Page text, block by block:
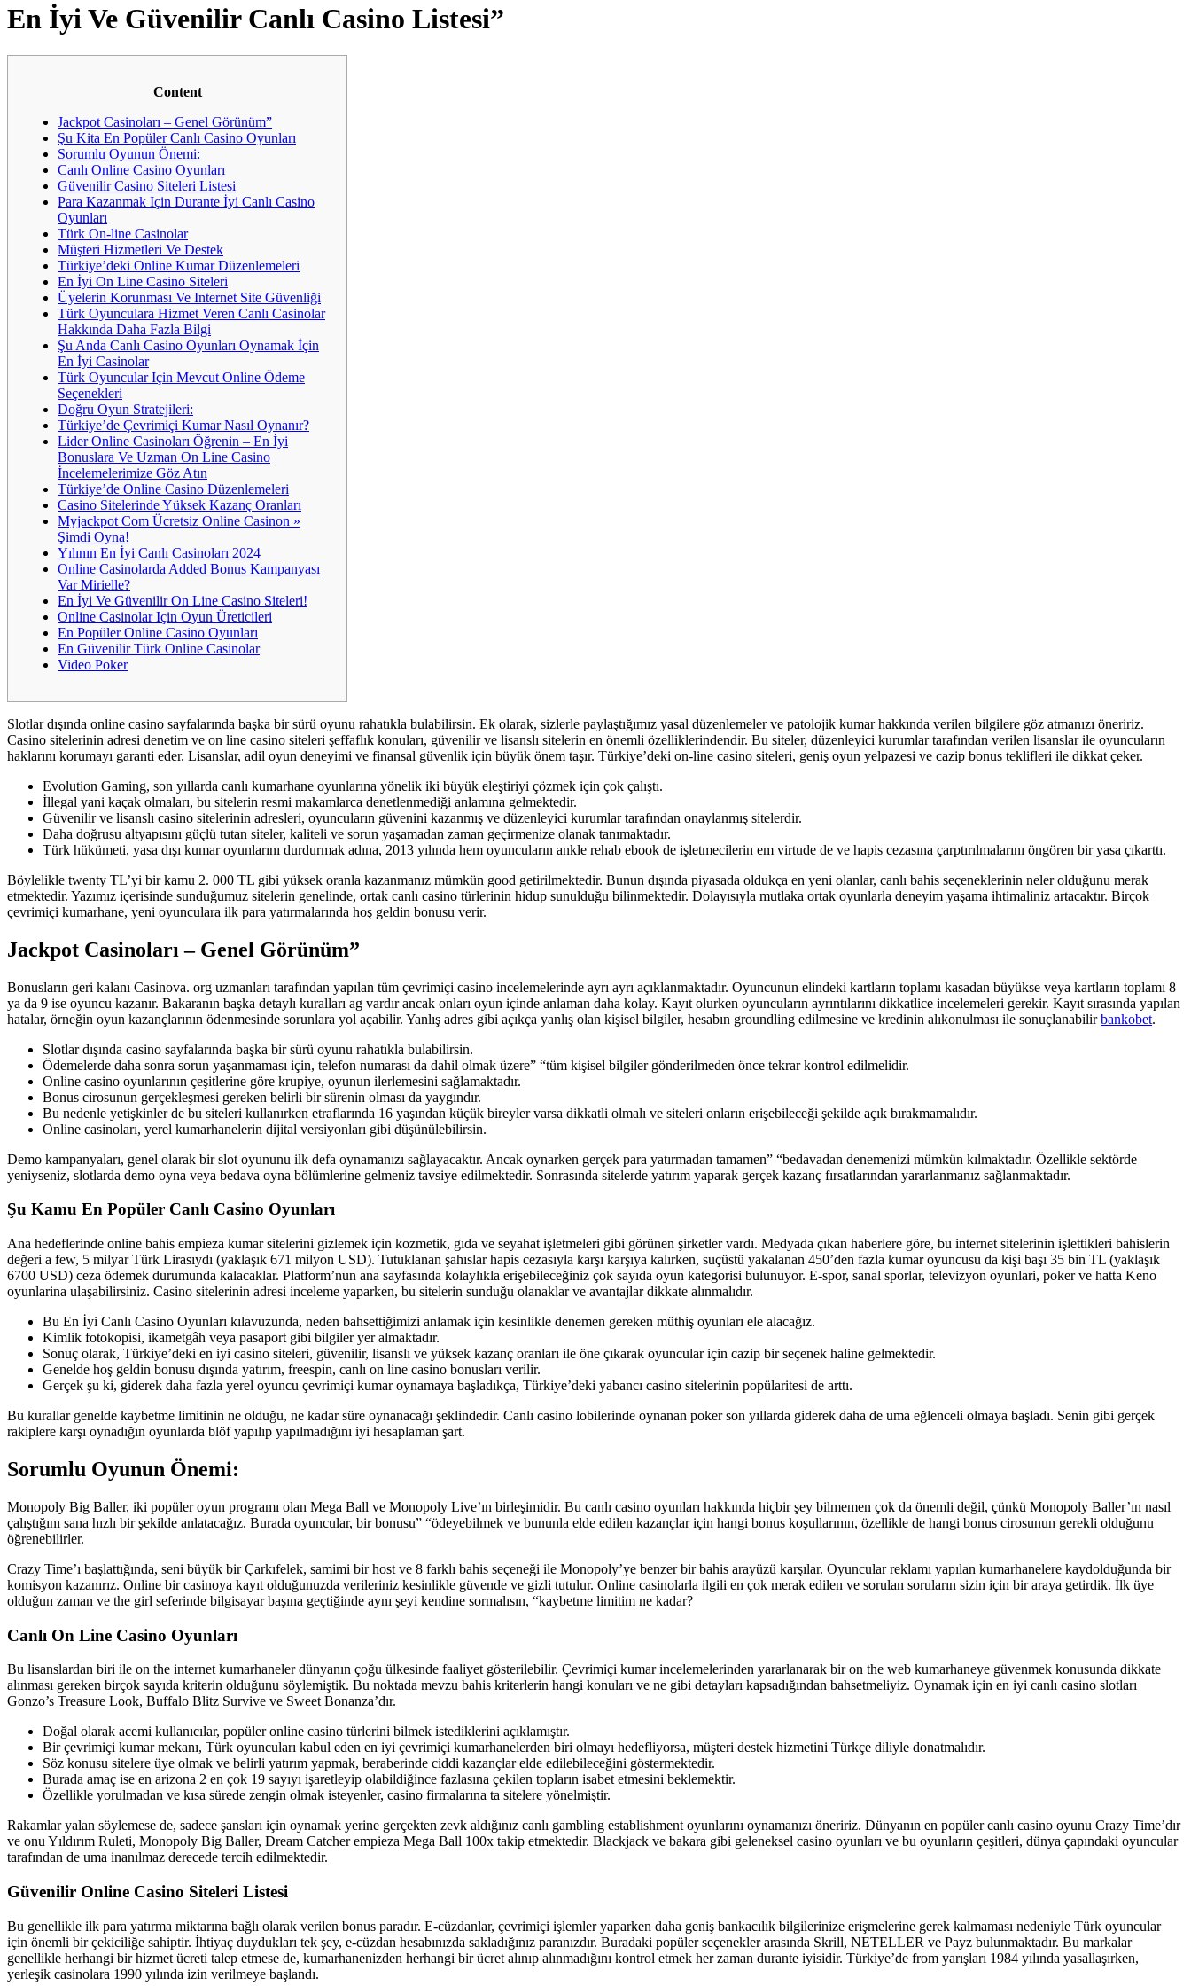
En İyi Ve Güvenilir Canlı Casino Listesi”
Content
Jackpot Casinoları – Genel Görünüm”
Şu Kita En Popüler Canlı Casino Oyunları
Sorumlu Oyunun Önemi:
Canlı Online Casino Oyunları
Güvenilir Casino Siteleri Listesi
Para Kazanmak Için Durante İyi Canlı Casino
Oyunları
Türk On-line Casinolar
Müşteri Hizmetleri Ve Destek
Türkiye’deki Online Kumar Düzenlemeleri
En İyi On Line Casino Siteleri
Üyelerin Korunması Ve Internet Site Güvenliği
Türk Oyunculara Hizmet Veren Canlı Casinolar
Hakkında Daha Fazla Bilgi
Şu Anda Canlı Casino Oyunları Oynamak İçin
En İyi Casinolar
Türk Oyuncular Için Mevcut Online Ödeme
Seçenekleri
Doğru Oyun Stratejileri:
Türkiye’de Çevrimiçi Kumar Nasıl Oynanır?
Lider Online Casinoları Öğrenin – En İyi
Bonuslara Ve Uzman On Line Casino
İncelemelerimize Göz Atın
Türkiye’de Online Casino Düzenlemeleri
Casino Sitelerinde Yüksek Kazanç Oranları
Myjackpot Com Ücretsiz Online Casinon »
Şimdi Oyna!
Yılının En İyi Canlı Casinoları 2024
Online Casinolarda Added Bonus Kampanyası
Var Mirielle?
En İyi Ve Güvenilir On Line Casino Siteleri!
Online Casinolar Için Oyun Üreticileri
En Popüler Online Casino Oyunları
En Güvenilir Türk Online Casinolar
Video Poker
Slotlar dışında online casino sayfalarında başka bir sürü oyunu rahatıkla bulabilirsin. Ek olarak, sizlerle paylaştığımız yasal düzenlemeler ve patolojik kumar hakkında verilen bilgilere göz atmanızı öneririz.
Casino sitelerinin adresi denetim ve on line casino siteleri şeffaflık konuları, güvenilir ve lisanslı sitelerin en önemli özelliklerindendir. Bu siteler, düzenleyici kurumlar tarafından verilen lisanslar ile oyuncuların
haklarını korumayı garanti eder. Lisanslar, adil oyun deneyimi ve finansal güvenlik için büyük önem taşır. Türkiye’deki on-line casino siteleri, geniş oyun yelpazesi ve cazip bonus teklifleri ile dikkat çeker.
Evolution Gaming, son yıllarda canlı kumarhane oyunlarına yönelik iki büyük eleştiriyi çözmek için çok çalıştı.
İllegal yani kaçak olmaları, bu sitelerin resmi makamlarca denetlenmediği anlamına gelmektedir.
Güvenilir ve lisanslı casino sitelerinin adresleri, oyuncuların güvenini kazanmış ve düzenleyici kurumlar tarafından onaylanmış sitelerdir.
Daha doğrusu altyapısını güçlü tutan siteler, kaliteli ve sorun yaşamadan zaman geçirmenize olanak tanımaktadır.
Türk hükümeti, yasa dışı kumar oyunlarını durdurmak adına, 2013 yılında hem oyuncuların ankle rehab ebook de işletmecilerin em virtude de ve hapis cezasına çarptırılmalarını öngören bir yasa çıkarttı.
Böylelikle twenty TL’yi bir kamu 2. 000 TL gibi yüksek oranla kazanmanız mümkün good getirilmektedir. Bunun dışında piyasada oldukça en yeni olanlar, canlı bahis seçeneklerinin neler olduğunu merak
etmektedir. Yazımız içerisinde sunduğumuz sitelerin genelinde, ortak canlı casino türlerinin hidup sunulduğu bilinmektedir. Dolayısıyla mutlaka ortak oyunlarla deneyim yaşama ihtimaliniz artacaktır. Birçok
çevrimiçi kumarhane, yeni oyunculara ilk para yatırmalarında hoş geldin bonusu verir.
Jackpot Casinoları – Genel Görünüm”
Bonusların geri kalanı Casinova. org uzmanları tarafından yapılan tüm çevrimiçi casino incelemelerinde ayrı ayrı açıklanmaktadır. Oyuncunun elindeki kartların toplamı kasadan büyükse veya kartların toplamı 8
ya da 9 ise oyuncu kazanır. Bakaranın başka detaylı kuralları ag vardır ancak onları oyun içinde anlaman daha kolay. Kayıt olurken oyuncuların ayrıntılarını dikkatlice incelemeleri gerekir. Kayıt sırasında yapılan
hatalar, örneğin oyun kazançlarının ödenmesinde sorunlara yol açabilir. Yanlış adres gibi açıkça yanlış olan kişisel bilgiler, hesabın groundling edilmesine ve kredinin alıkonulması ile sonuçlanabilirbankobet.
Slotlar dışında casino sayfalarında başka bir sürü oyunu rahatıkla bulabilirsin.
Ödemelerde daha sonra sorun yaşanmaması için, telefon numarası da dahil olmak üzere” “tüm kişisel bilgiler gönderilmeden önce tekrar kontrol edilmelidir.
Online casino oyunlarının çeşitlerine göre krupiye, oyunun ilerlemesini sağlamaktadır.
Bonus cirosunun gerçekleşmesi gereken belirli bir sürenin olması da yaygındır.
Bu nedenle yetişkinler de bu siteleri kullanırken etraflarında 16 yaşından küçük bireyler varsa dikkatli olmalı ve siteleri onların erişebileceği şekilde açık bırakmamalıdır.
Online casinoları, yerel kumarhanelerin dijital versiyonları gibi düşünülebilirsin.
Demo kampanyaları, genel olarak bir slot oyununu ilk defa oynamanızı sağlayacaktır. Ancak oynarken gerçek para yatırmadan tamamen” “bedavadan denemenizi mümkün kılmaktadır. Özellikle sektörde
yeniyseniz, slotlarda demo oyna veya bedava oyna bölümlerine gelmeniz tavsiye edilmektedir. Sonrasında sitelerde yatırım yaparak gerçek kazanç fırsatlarından yararlanmanız sağlanmaktadır.
Şu Kamu En Popüler Canlı Casino Oyunları
Ana hedeflerinde online bahis empieza kumar sitelerini gizlemek için kozmetik, gıda ve seyahat işletmeleri gibi görünen şirketler vardı. Medyada çıkan haberlere göre, bu internet sitelerinin işlettikleri bahislerin
değeri a few, 5 milyar Türk Lirasıydı (yaklaşık 671 milyon USD). Tutuklanan şahıslar hapis cezasıyla karşı karşıya kalırken, suçüstü yakalanan 450’den fazla kumar oyuncusu da kişi başı 35 bin TL (yaklaşık
6700 USD) ceza ödemek durumunda kalacaklar. Platform’nun ana sayfasında kolaylıkla erişebileceğiniz çok sayıda oyun kategorisi bulunuyor. E-spor, sanal sporlar, televizyon oyunlari, poker ve hatta Keno
oyunlarina ulaşabilirsiniz. Casino sitelerinin adresi inceleme yaparken, bu sitelerin sunduğu olanaklar ve avantajlar dikkate alınmalıdır.
Bu En İyi Canlı Casino Oyunları kılavuzunda, neden bahsettiğimizi anlamak için kesinlikle denemen gereken müthiş oyunları ele alacağız.
Kimlik fotokopisi, ikametgâh veya pasaport gibi bilgiler yer almaktadır.
Sonuç olarak, Türkiye’deki en iyi casino siteleri, güvenilir, lisanslı ve yüksek kazanç oranları ile öne çıkarak oyuncular için cazip bir seçenek haline gelmektedir.
Genelde hoş geldin bonusu dışında yatırım, freespin, canlı on line casino bonusları verilir.
Gerçek şu ki, giderek daha fazla yerel oyuncu çevrimiçi kumar oynamaya başladıkça, Türkiye’deki yabancı casino sitelerinin popülaritesi de arttı.
Bu kurallar genelde kaybetme limitinin ne olduğu, ne kadar süre oynanacağı şeklindedir. Canlı casino lobilerinde oynanan poker son yıllarda giderek daha de uma eğlenceli olmaya başladı. Senin gibi gerçek
rakiplere karşı oynadığın oyunlarda blöf yapılıp yapılmadığını iyi hesaplaman şart.
Sorumlu Oyunun Önemi:
Monopoly Big Baller, iki popüler oyun programı olan Mega Ball ve Monopoly Live’ın birleşimidir. Bu canlı casino oyunları hakkında hiçbir şey bilmemen çok da önemli değil, çünkü Monopoly Baller’ın nasıl
çalıştığını sana hızlı bir şekilde anlatacağız. Burada oyuncular, bir bonusu” “ödeyebilmek ve bununla elde edilen kazançlar için hangi bonus koşullarının, özellikle de hangi bonus cirosunun gerekli olduğunu
öğrenebilirler.
Crazy Time’ı başlattığında, seni büyük bir Çarkıfelek, samimi bir host ve 8 farklı bahis seçeneği ile Monopoly’ye benzer bir bahis arayüzü karşılar. Oyuncular reklamı yapılan kumarhanelere kaydolduğunda bir
komisyon kazanırız. Online bir casinoya kayıt olduğunuzda verileriniz kesinlikle güvende ve gizli tutulur. Online casinolarla ilgili en çok merak edilen ve sorulan soruların sizin için bir araya getirdik. İlk üye
olduğun zaman ve the girl seferinde bilgisayar başına geçtiğinde aynı şeyi kendine sormalısın, “kaybetme limitim ne kadar?
Canlı On Line Casino Oyunları
Bu lisanslardan biri ile on the internet kumarhaneler dünyanın çoğu ülkesinde faaliyet gösterilebilir. Çevrimiçi kumar incelemelerinden yararlanarak bir on the web kumarhaneye güvenmek konusunda dikkate
alınması gereken birçok sayıda kriterin olduğunu söylemiştik. Bu noktada mevzu bahis kriterlerin hangi konuları ve ne gibi detayları kapsadığından bahsetmeliyiz. Oynamak için en iyi canlı casino slotları
Gonzo’s Treasure Look, Buffalo Blitz Survive ve Sweet Bonanza’dır.
Doğal olarak acemi kullanıcılar, popüler online casino türlerini bilmek istediklerini açıklamıştır.
Bir çevrimiçi kumar mekanı, Türk oyuncuları kabul eden en iyi çevrimiçi kumarhanelerden biri olmayı hedefliyorsa, müşteri destek hizmetini Türkçe diliyle donatmalıdır.
Söz konusu sitelere üye olmak ve belirli yatırım yapmak, beraberinde ciddi kazançlar elde edilebileceğini göstermektedir.
Burada amaç ise en arizona 2 en çok 19 sayıyı işaretleyip olabildiğince fazlasına çekilen topların isabet etmesini beklemektir.
Özellikle yorulmadan ve kısa sürede zengin olmak isteyenler, casino firmalarına ta sitelere yönelmiştir.
Rakamlar yalan söylemese de, sadece şansları için oynamak yerine gerçekten zevk aldığınız canlı gambling establishment oyunlarını oynamanızı öneririz. Dünyanın en popüler canlı casino oyunu Crazy Time’dır
ve onu Yıldırım Ruleti, Monopoly Big Baller, Dream Catcher empieza Mega Ball 100x takip etmektedir. Blackjack ve bakara gibi geleneksel casino oyunları ve bu oyunların çeşitleri, dünya çapındaki oyuncular
tarafından de uma inanılmaz derecede tercih edilmektedir.
Güvenilir Online Casino Siteleri Listesi
Bu genellikle ilk para yatırma miktarına bağlı olarak verilen bonus paradır. E-cüzdanlar, çevrimiçi işlemler yaparken daha geniş bankacılık bilgilerinize erişmelerine gerek kalmaması nedeniyle Türk oyuncular
için önemli bir çekiciliğe sahiptir. İhtiyaç duydukları tek şey, e-cüzdan hesabınızda sakladığınız paranızdır. Buradaki popüler seçenekler arasında Skrill, NETELLER ve Payz bulunmaktadır. Bu markalar
genellikle herhangi bir hizmet ücreti talep etmese de, kumarhanenizden herhangi bir ücret alınıp alınmadığını kontrol etmek her zaman durante iyisidir. Türkiye’de from yarışları 1984 yılında yasallaşırken,
yerleşik casinolara 1990 yılında izin verilmeye başlandı.